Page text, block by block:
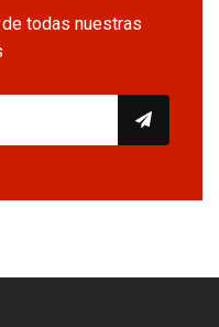
todas nuestras